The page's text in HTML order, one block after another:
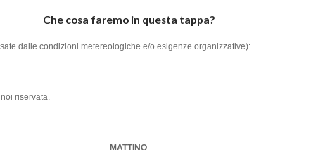
Che cosa faremo in questa tappa?
dalle condizioni metereologiche e/o esigenze organizzative):
riservata.
MATTINO